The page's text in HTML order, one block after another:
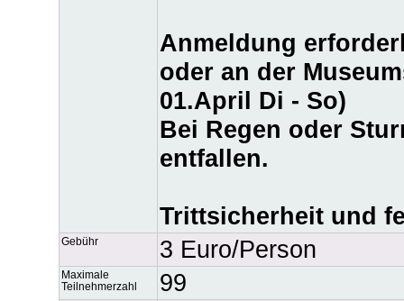
Anmeldung
oder an der
01.April Di - So)
Bei Regen oder
entfallen.
Trittsicherheit und
Gebühr 3 Euro/Person
Maximale
Teilnehmerzahl
99